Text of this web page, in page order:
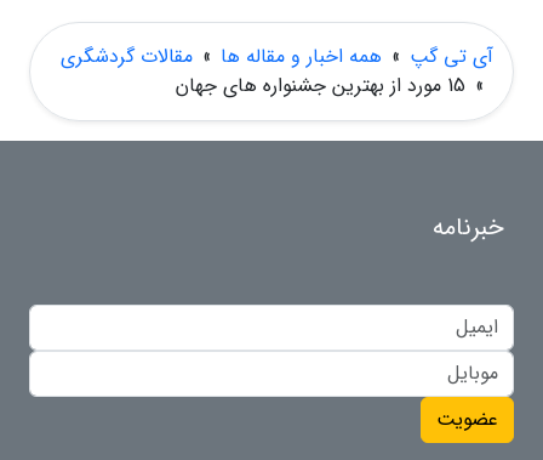
آی تی گپ » همه اخبار و مقاله ها » مقالات گردشگری
» 15 مورد از بهترین جشنواره های جهان
خبرنامه
عضویت